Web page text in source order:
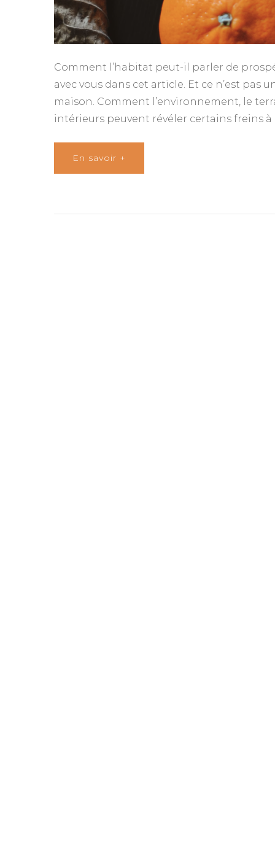
Comment l’habitat peut-il parler de
avec vous dans cet article. Et ce n’est pas
maison. Comment l’environnement, le
intérieurs peuvent révéler certains freins à
En savoir +